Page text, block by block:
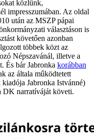
közlünk,
impresszumában. Az oldal
után az MSZP pápai
választáson is
követően azonban
többek közt az
Népszavánál, illetve a
És bár Jabronka korábban
az általa működtetett
Jabronka Istvánné)
DK narratíváját követi.